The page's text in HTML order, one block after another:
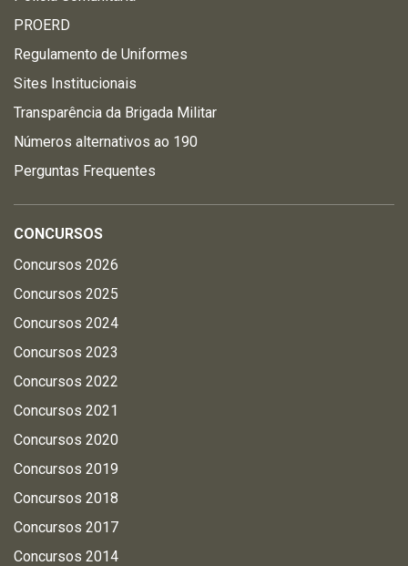
PROERD
Regulamento de Uniformes
Sites Institucionais
Transparência da Brigada Militar
Números alternativos ao 190
Perguntas Frequentes
CONCURSOS
Concursos 2026
Concursos 2025
Concursos 2024
Concursos 2023
Concursos 2022
Concursos 2021
Concursos 2020
Concursos 2019
Concursos 2018
Concursos 2017
Concursos 2014